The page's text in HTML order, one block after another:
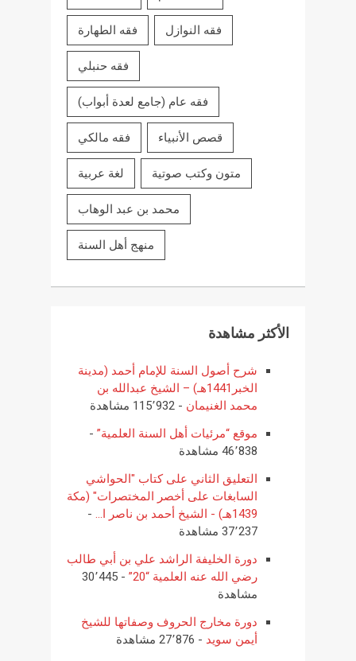
فقه الطهارة فقه النوازل
فقه حنبلي
فقه عام (جامع لعدة أبواب)
فقه مالكي قصص الأنبياء
لغة عربية متون وكتب صوتية
محمد بن عبد الوهاب
منهج أهل السنة
الأكثر مشاهدة
شرح أصول السنة للإمام أحمد (مدينة
الخبر1441هـ) – الشيخ عبدالله بن
محمد الغنيمان - 115٬932 مشاهدة
موقع “مرئيات أهل السنة العلمية”-
46٬838 مشاهدة
التعليق الثاني على كتاب "الحواشي
السابغات على أخصر المختصرات" (مكة
1439هـ) - الشيخ أحمد بن ناصر ا...
-
37٬237 مشاهدة
دورة الخليفة الراشد علي بن أبي طالب
رضي الله عنه العلمية “20”
- 30٬445
مشاهدة
دورة مخارج الحروف وصفاتها للشيخ
أيمن سويد - 27٬876 مشاهدة